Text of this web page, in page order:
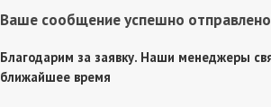
Ваше сообщение успешно
Благодарим за заявку. Наши менеджеры
ближайшее время